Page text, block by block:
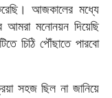
আজকালের মধ্যে
মনোনয়ন দিয়েছি
চিঠি পৌঁছাতে পারবো
সহজ ছিল না জানিয়ে